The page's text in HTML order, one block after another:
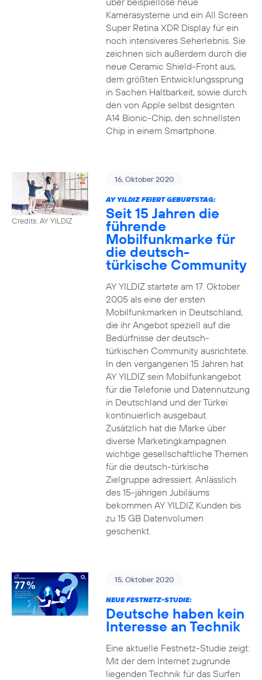
Kamerasysteme und ein All Screen
Super Retina XDR Display für ein
noch intensiveres Seherlebnis. Sie
zeichnen sich außerdem durch die
neue Ceramic Shield-Front aus,
dem größten Entwicklungssprung
in Sachen Haltbarkeit, sowie durch
den von Apple selbst designten
A14 Bionic-Chip, den schnellsten
Chip in einem Smartphone.
Credits: AY YILDIZ
16. Oktober 2020
AY YILDIZ FEIERT GEBURTSTAG:
Seit 15 Jahren die
führende
Mobilfunkmarke für
die deutsch-
türkische Community
AY YILDIZ startete am 17. Oktober
2005 als eine der ersten
Mobilfunkmarken in Deutschland,
die ihr Angebot speziell auf die
Bedürfnisse der deutsch-
türkischen Community ausrichtete.
In den vergangenen 15 Jahren hat
AY YILDIZ sein Mobilfunkangebot
für die Telefonie und Datennutzung
in Deutschland und der Türkei
kontinuierlich ausgebaut.
Zusätzlich hat die Marke über
diverse Marketingkampagnen
wichtige gesellschaftliche Themen
für die deutsch-türkische
Zielgruppe adressiert. Anlässlich
des 15-jährigen Jubiläums
bekommen AY YILDIZ Kunden bis
zu 15 GB Datenvolumen
geschenkt.
15. Oktober 2020
NEUE FESTNETZ-STUDIE:
Deutsche haben kein
Interesse an Technik
Eine aktuelle Festnetz-Studie zeigt:
Mit der dem Internet zugrunde
liegenden Technik für das Surfen